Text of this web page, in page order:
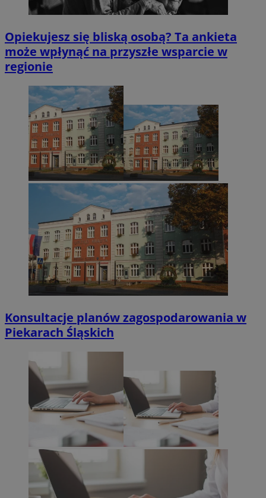
Opiekujesz się bliską osobą? Ta ankieta
może wpłynąć na przyszłe wsparcie w
regionie
Konsultacje planów zagospodarowania w
Piekarach Śląskich